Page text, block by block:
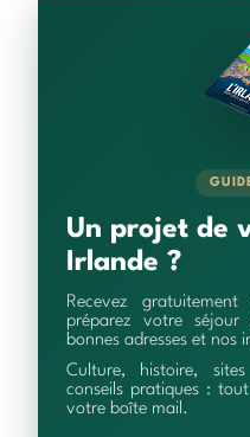
Un projet de
Irlande ?
Recevez
préparez votre
bonnes adresses et nos
Culture, histoire,
conseils pratiques :
votre boîte mail.